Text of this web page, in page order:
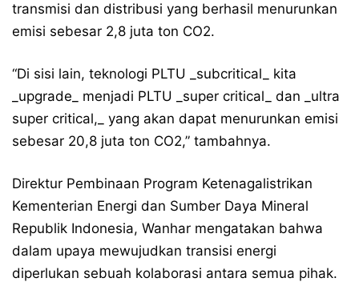
transmisi dan distribusi yang berhasil menurunkan
emisi sebesar 2,8 juta ton CO2.
“Di sisi lain, teknologi PLTU _subcritical_ kita
_upgrade_ menjadi PLTU _super critical_ dan _ultra
super critical,_ yang akan dapat menurunkan emisi
sebesar 20,8 juta ton CO2,” tambahnya.
Direktur Pembinaan Program Ketenagalistrikan
Kementerian Energi dan Sumber Daya Mineral
Republik Indonesia, Wanhar mengatakan bahwa
dalam upaya mewujudkan transisi energi
diperlukan sebuah kolaborasi antara semua pihak.